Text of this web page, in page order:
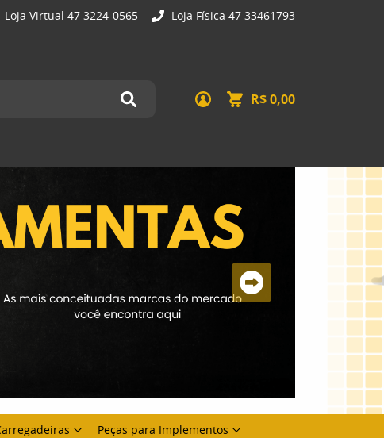
Loja Virtual 47 3224-0565 Loja Física 47 33461793
R$ 0,00
Peças para Implementos